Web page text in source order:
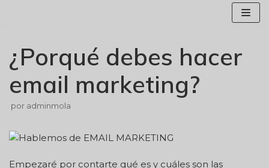
¿Porqué debes hacer
email marketing?
por adminmola
Empezaré por contarte qué es y cuáles son las